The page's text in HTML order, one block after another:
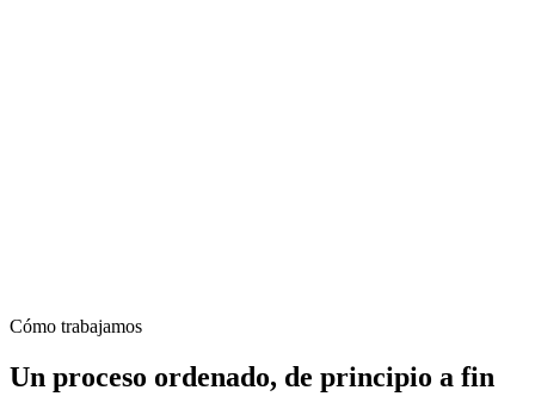
Cómo trabajamos
Un proceso ordenado, de principio a fin